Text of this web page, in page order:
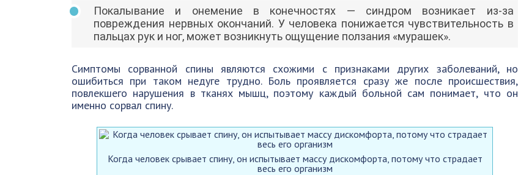
Покалывание и онемение в конечностях — синдром возникает из-за
повреждения нервных окончаний. У человека понижается чувствительность в
пальцах рук и ног, может возникнуть ощущение ползания «мурашек».
Симптомы сорванной спины являются схожими с признаками других заболеваний, но
ошибиться при таком недуге трудно. Боль проявляется сразу же после происшествия,
повлекшего нарушения в тканях мышц, поэтому каждый больной сам понимает, что он
именно сорвал спину.
Когда человек срывает спину, он испытывает массу дискомфорта, потому что страдает
весь его организм